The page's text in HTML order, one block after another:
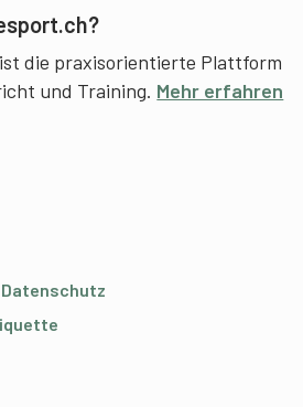
die praxisorientierte Plattform
und Training. Mehr erfahren